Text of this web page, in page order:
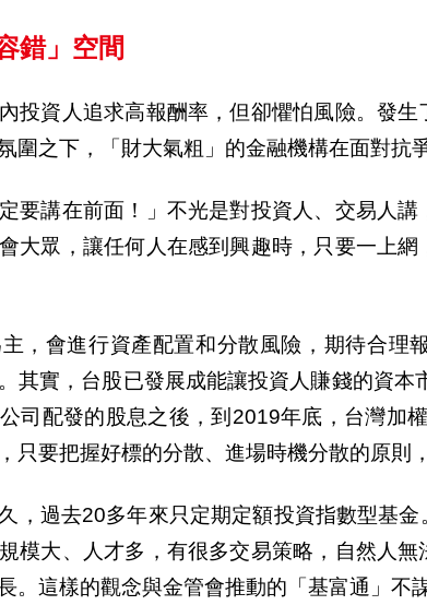
錯」空間
內投資人追求高報酬率，但卻懼怕風險。發
圍之下，「財大氣粗」的金融機構在面對抗
要講在前面！」不光是對投資人、交易人
大眾 ，讓任何人在感到興趣時，只要一上
，會進行資產配置和分散風險，期待合理
其實，台股已發展成能讓投資人賺錢的資
司配發的股息之後，到2019年底，台灣加
只要把握好標的分散、進場時機分散的原則
，過去20多年來只定期定額投資指數型基
規模大、人才多，有很多交易策略，自然人
。這樣的觀念與金管會推動的「基富通」不